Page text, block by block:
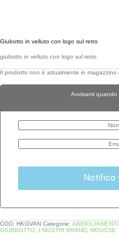
Giubotto in velluto con logo sul retro
giubotto in velluto con logo sul retro
Il prodotto non è attualmente in magazzino
Avvisami quando
Notifica
COD: HKGVAN Categorie:
GIUBBOTTO
I NOSTRI BRAND MOUSSE